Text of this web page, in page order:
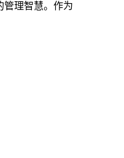
管理智慧。作为